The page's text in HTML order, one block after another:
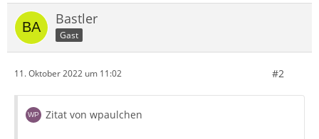
Bastler
Gast
11. Oktober 2022 um 11:02 #2
Zitat von wpaulchen